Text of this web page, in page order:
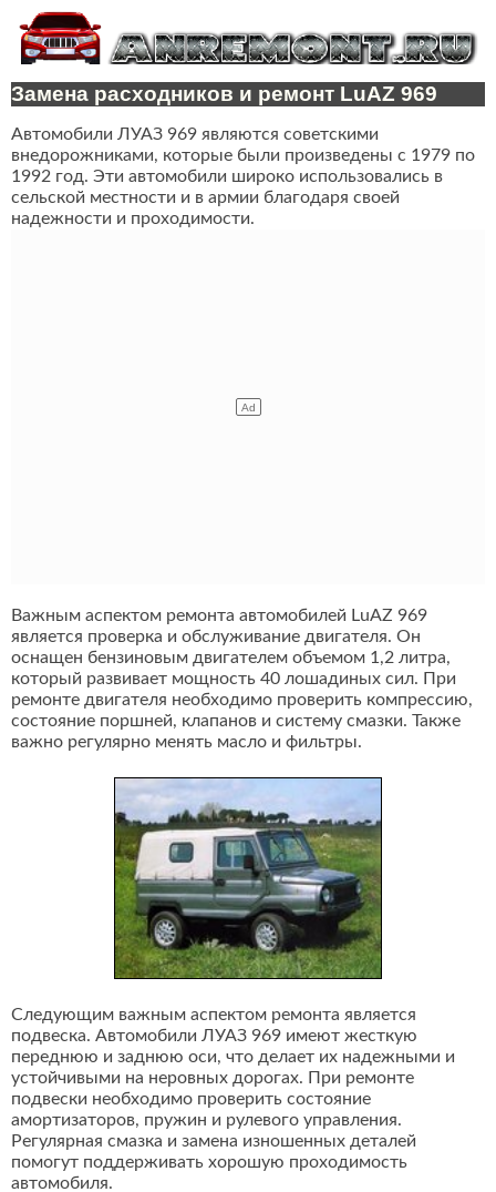
Замена расходников и ремонт LuAZ 969
Автомобили ЛУАЗ 969 являются советскими
внедорожниками, которые были произведены с 1979 по
1992 год. Эти автомобили широко использовались в
сельской местности и в армии благодаря своей
надежности и проходимости.
Важным аспектом ремонта автомобилей LuAZ 969
является проверка и обслуживание двигателя. Он
оснащен бензиновым двигателем объемом 1,2 литра,
который развивает мощность 40 лошадиных сил. При
ремонте двигателя необходимо проверить компрессию,
состояние поршней, клапанов и систему смазки. Также
важно регулярно менять масло и фильтры.
Следующим важным аспектом ремонта является
подвеска. Автомобили ЛУАЗ 969 имеют жесткую
переднюю и заднюю оси, что делает их надежными и
устойчивыми на неровных дорогах. При ремонте
подвески необходимо проверить состояние
амортизаторов, пружин и рулевого управления.
Регулярная смазка и замена изношенных деталей
помогут поддерживать хорошую проходимость
автомобиля.